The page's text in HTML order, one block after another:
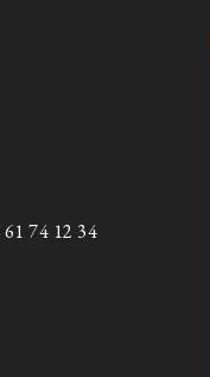
74 12 34